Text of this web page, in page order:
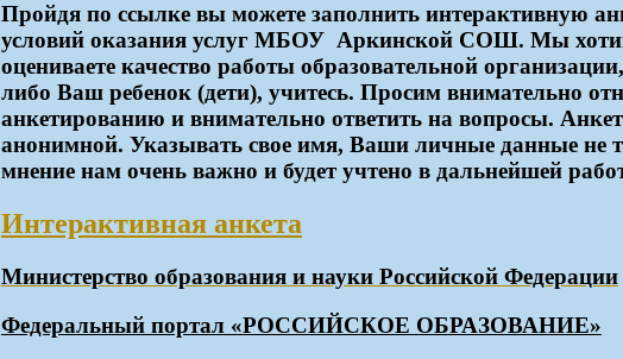
Пройдя по ссылке вы можете заполнить интерактивную
условий оказания услуг МБОУ Аркинской СОШ. Мы
оцениваете качество работы образовательной
либо Ваш ребенок (дети), учитесь. Просим внимательно
анкетированию и внимательно ответить на вопросы.
анонимной. Указывать свое имя, Ваши личные данные не
мнение нам очень важно и будет учтено в дальнейшей
Интерактивная анкета
Министерство образования и науки Российской Федерации
Федеральный портал «РОССИЙСКОЕ ОБРАЗОВАНИЕ»